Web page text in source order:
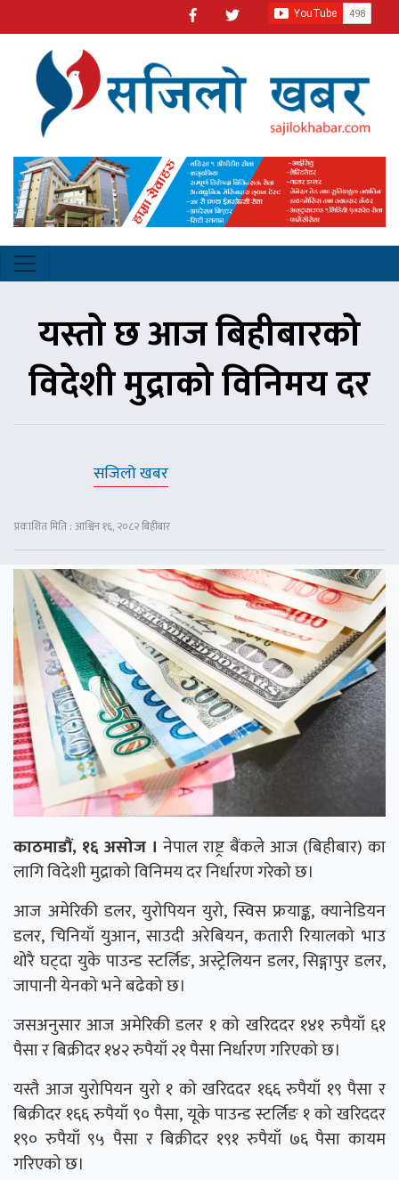
यस्तो छ आज बिहीबारको
विदेशी मुद्राको विनिमय दर
सजिलो खबर
प्रकाशित मिति : आश्विन १६, २०८२ बिहीबार
काठमाडौं, १६ असोज । नेपाल राष्ट्र बैंकले आज (बिहीबार) का
लागि विदेशी मुद्राको विनिमय दर निर्धारण गरेको छ।
आज अमेरिकी डलर, युरोपियन युरो, स्विस फ्रयाङ्क, क्यानेडियन
डलर, चिनियाँ युआन, साउदी अरेबियन, कतारी रियालको भाउ
थोरै घट्दा युके पाउन्ड स्टर्लिङ, अस्ट्रेलियन डलर, सिङ्गापुर डलर,
जापानी येनको भने बढेको छ।
जसअनुसार आज अमेरिकी डलर १ को खरिददर १४१ रुपैयाँ ६१
पैसा र बिक्रीदर १४२ रुपैयाँ २१ पैसा निर्धारण गरिएको छ।
यस्तै आज युरोपियन युरो १ को खरिददर १६६ रुपैयाँ १९ पैसा र
बिक्रीदर १६६ रुपैयाँ ९० पैसा, यूके पाउन्ड स्टर्लिङ १ को खरिददर
१९० रुपैयाँ ९५ पैसा र बिक्रीदर १९१ रुपैयाँ ७६ पैसा कायम
गरिएको छ।